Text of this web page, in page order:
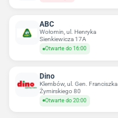
ABC
Wołomin, ul. Henryka
Sienkiewicza 17A
Otwarte do 16:00
Dino
Klembów, ul. Gen. Franciszka
Żymirskiego 80
Otwarte do 20:00